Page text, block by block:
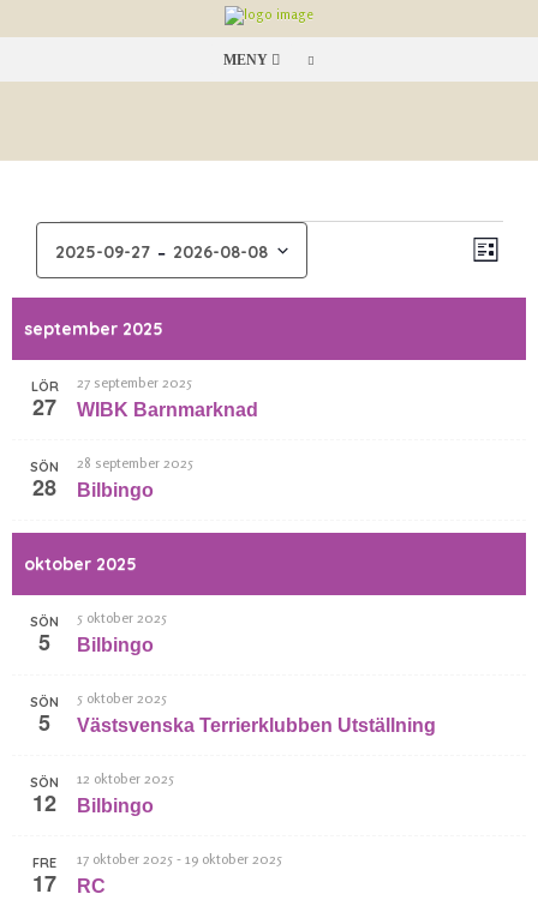
MENY
EVENEMANG
Vy-
Lista
2025-09-27 - 2026-08-08
september 2025
LÖR
27 WIBK Barnmarknad
27 september 2025
SÖN
28 Bilbingo
28 september 2025
oktober 2025
SÖN
5 Bilbingo
5 oktober 2025
SÖN
5 Västsvenska Terrierklubben Utställning
5 oktober 2025
SÖN
12 Bilbingo
12 oktober 2025
FRE
17 RC
17 oktober 2025 - 19 oktober 2025